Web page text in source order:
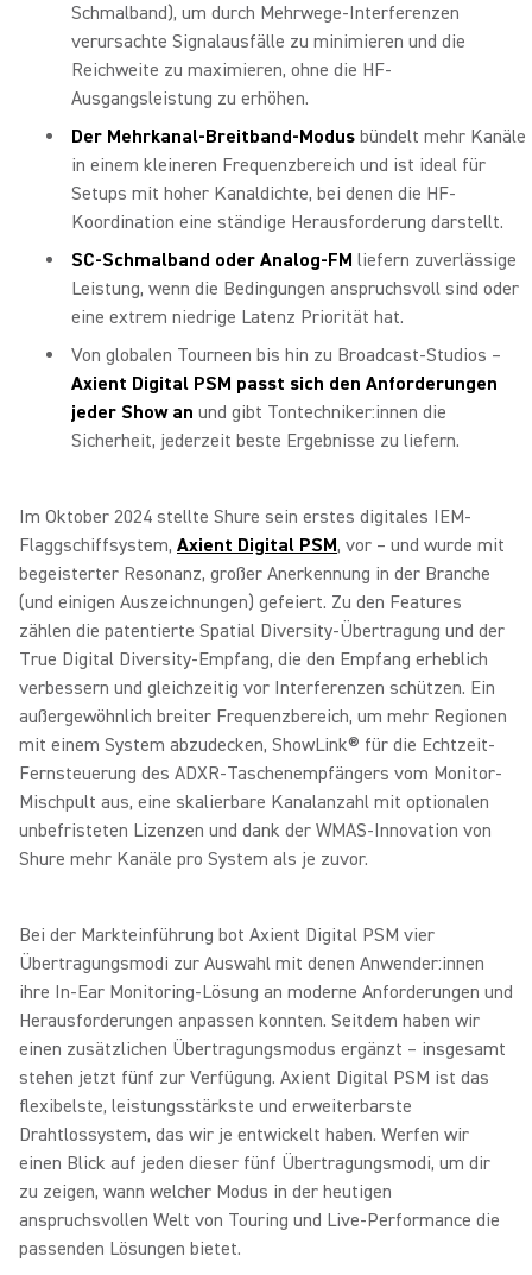
Schmalband), um durch Mehrwege-Interferenzen
verursachte Signalausfälle zu minimieren und die
Reichweite zu maximieren, ohne die HF-
Ausgangsleistung zu erhöhen.
Der Mehrkanal-Breitband-Modus bündelt mehr Kanäle
in einem kleineren Frequenzbereich und ist ideal für
Setups mit hoher Kanaldichte, bei denen die HF-
Koordination eine ständige Herausforderung darstellt.
SC-Schmalband oder Analog-FM liefern zuverlässige
Leistung, wenn die Bedingungen anspruchsvoll sind oder
eine extrem niedrige Latenz Priorität hat.
Von globalen Tourneen bis hin zu Broadcast-Studios –
Axient Digital PSM passt sich den Anforderungen
jeder Show an und gibt Tontechniker:innen die
Sicherheit, jederzeit beste Ergebnisse zu liefern.
Im Oktober 2024 stellte Shure sein erstes digitales IEM-
Flaggschiffsystem, Axient Digital PSM, vor – und wurde mit
begeisterter Resonanz, großer Anerkennung in der Branche
(und einigen Auszeichnungen) gefeiert. Zu den Features
zählen die patentierte Spatial Diversity-Übertragung und der
True Digital Diversity-Empfang, die den Empfang erheblich
verbessern und gleichzeitig vor Interferenzen schützen. Ein
außergewöhnlich breiter Frequenzbereich, um mehr Regionen
mit einem System abzudecken, ShowLink® für die Echtzeit-
Fernsteuerung des ADXR-Taschenempfängers vom Monitor-
Mischpult aus, eine skalierbare Kanalanzahl mit optionalen
unbefristeten Lizenzen und dank der WMAS-Innovation von
Shure mehr Kanäle pro System als je zuvor.
Bei der Markteinführung bot Axient Digital PSM vier
Übertragungsmodi zur Auswahl mit denen Anwender:innen
ihre In-Ear Monitoring-Lösung an moderne Anforderungen und
Herausforderungen anpassen konnten. Seitdem haben wir
einen zusätzlichen Übertragungsmodus ergänzt – insgesamt
stehen jetzt fünf zur Verfügung. Axient Digital PSM ist das
flexibelste, leistungsstärkste und erweiterbarste
Drahtlossystem, das wir je entwickelt haben. Werfen wir
einen Blick auf jeden dieser fünf Übertragungsmodi, um dir
zu zeigen, wann welcher Modus in der heutigen
anspruchsvollen Welt von Touring und Live-Performance die
passenden Lösungen bietet.